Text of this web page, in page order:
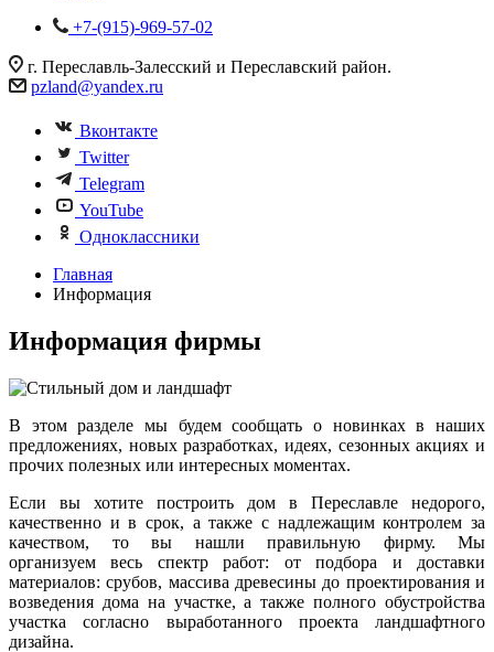
+7-(915)-969-57-02
г. Переславль-Залесский и Переславский район.
pzland@yandex.ru
Вконтакте
Twitter
Telegram
YouTube
Одноклассники
Главная
Информация
Информация фирмы
В этом разделе мы будем сообщать о новинках в наших
предложениях, новых разработках, идеях, сезонных акциях и
прочих полезных или интересных моментах.
Если вы хотите построить дом в Переславле недорого,
качественно и в срок, а также с надлежащим контролем за
качеством, то вы нашли правильную фирму. Мы
организуем весь спектр работ: от подбора и доставки
материалов: срубов, массива древесины до проектирования и
возведения дома на участке, а также полного обустройства
участка согласно выработанного проекта ландшафтного
дизайна.